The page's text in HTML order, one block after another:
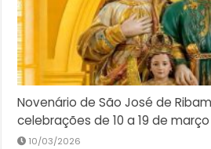
Novenário de São José de
celebrações de 10 a 19 de março
10/03/2026